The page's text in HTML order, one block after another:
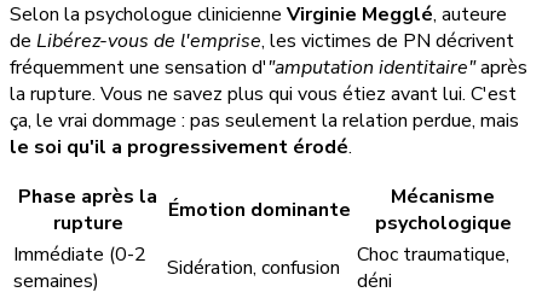
Selon la psychologue clinicienne Virginie Megglé, auteure
de Libérez-vous de l'emprise, les victimes de PN décrivent
fréquemment une sensation d'"amputation identitaire"après
la rupture. Vous ne savez plus qui vous étiez avant lui. C'est
ça, le vrai dommage : pas seulement la relation perdue, mais
le soi qu'il a progressivement érodé.
Phase après la
rupture
Émotion dominante
Mécanisme
psychologique
Immédiate (0-2
semaines)
Sidération, confusion
Choc traumatique,
déni